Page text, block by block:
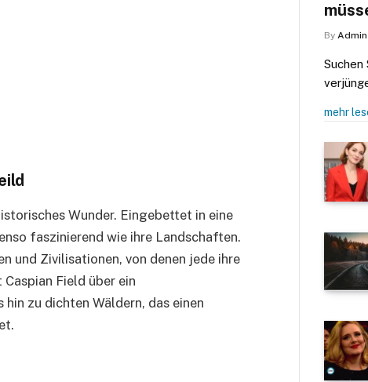
Wunder. Eingebettet in eine
faszinierend wie ihre Landschaften.
und Zivilisationen, von denen jede ihre
Field über ein
zu dichten Wäldern, das einen
By Admin
Suchen
mehr